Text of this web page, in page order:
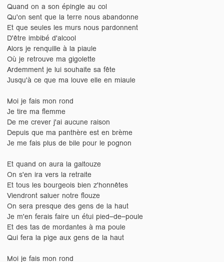
Quand on a son épingle au col
Qu'on sent que la terre nous abandonne
Et que seules les murs nous pardonnent
D'être imbibé d'alcool
Alors je renquille à la piaule
Où je retrouve ma gigolette
Ardemment je lui souhaite sa fête
Jusqu'à ce que ma louve elle en miaule
Moi je fais mon rond
Je tire ma flemme
De me crever j'ai aucune raison
Depuis que ma panthère est en brème
Je me fais plus de bile pour le pognon
Et quand on aura la galtouze
On s'en ira vers la retraite
Et tous les bourgeois bien z'honnêtes
Viendront saluer notre flouze
On sera presque des gens de la haut
Je m'en ferais faire un étui pied–de–poule
Et des tas de mordantes à ma poule
Qui fera la pige aux gens de la haut
Moi je fais mon rond